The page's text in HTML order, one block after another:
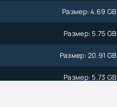
Размер: 4.69 GB
Размер: 5.75 GB
Размер: 20.91 GB
Размер: 5.73 GB